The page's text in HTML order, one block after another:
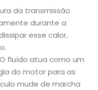
da transmissão
durante a
esse calor,
O fluído atua como um
do motor para as
mude de marcha